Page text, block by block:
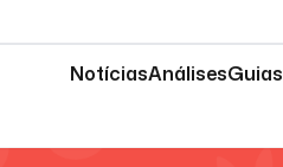
NotíciasAnálisesGuias